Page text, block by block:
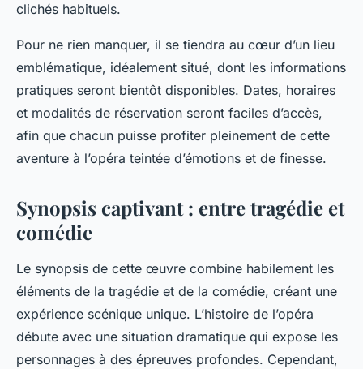
clichés habituels.
Pour ne rien manquer, il se tiendra au cœur d’un lieu
emblématique, idéalement situé, dont les informations
pratiques seront bientôt disponibles. Dates, horaires
et modalités de réservation seront faciles d’accès,
afin que chacun puisse profiter pleinement de cette
aventure à l’opéra teintée d’émotions et de finesse.
Synopsis captivant : entre tragédie et
comédie
Le synopsis de cette œuvre combine habilement les
éléments de la tragédie et de la comédie, créant une
expérience scénique unique. L’histoire de l’opéra
débute avec une situation dramatique qui expose les
personnages à des épreuves profondes. Cependant,